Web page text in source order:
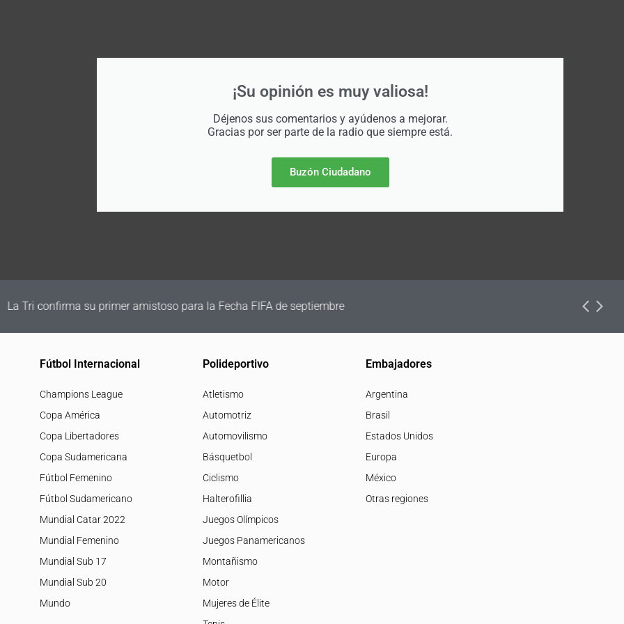
¡Su opinión es muy valiosa!
Déjenos sus comentarios y ayúdenos a mejorar.
Gracias por ser parte de la radio que siempre está.
Buzón Ciudadano
su primer amistoso para la Fecha FIFA de septiembre
Fútbol Internacional
Champions League
Copa América
Copa Libertadores
Copa Sudamericana
Fútbol Femenino
Fútbol Sudamericano
Mundial Catar 2022
Mundial Femenino
Mundial Sub 17
Mundial Sub 20
Mundo
Polideportivo
Atletismo
Automotriz
Automovilismo
Básquetbol
Ciclismo
Halterofillia
Juegos Olímpicos
Juegos Panamericanos
Montañismo
Motor
Mujeres de Élite
Embajadores
Argentina
Brasil
Estados Unidos
Europa
México
Otras regiones